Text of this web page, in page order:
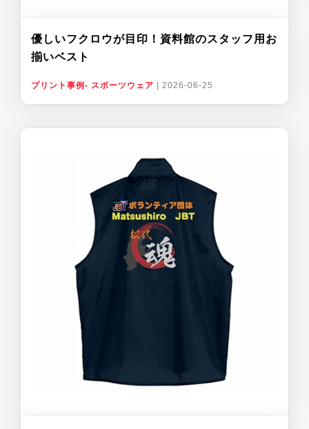
優しいフクロウが目印！資料館のスタッフ用お
揃いベスト
プリント事例- スポーツウェア 2026-06-25